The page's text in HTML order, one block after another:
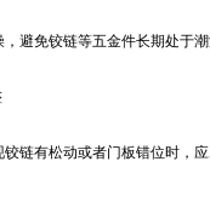
避免铰链等五金件长期处于潮
链有松动或者门板错位时，应